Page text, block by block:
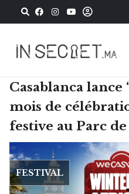
Casablanca
mois de
festive au Parc
FESTIVAL